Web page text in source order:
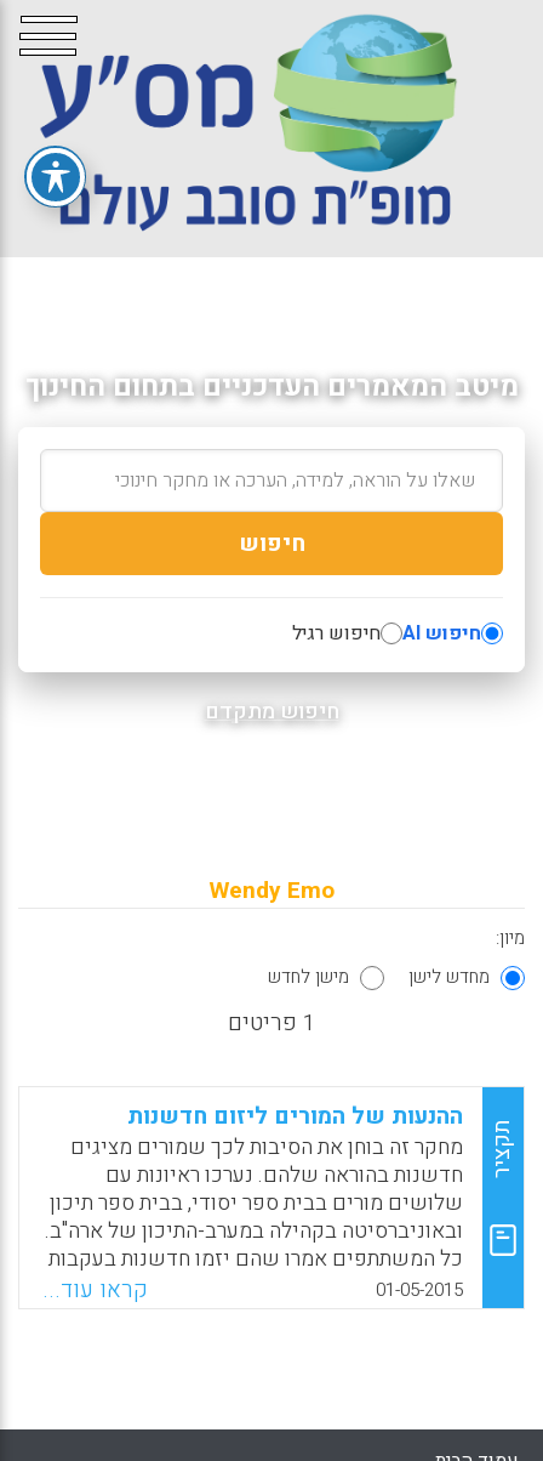
מיטב המאמרים העדכניים בתחום החינוך
חיפוש
חיפוש AI חיפוש רגיל
חיפוש מתקדם
Wendy Emo
מיון:
מחדש לישן
מישן לחדש
1 פריטים
תקציר
ההנעות של המורים ליזום חדשנות
מחקר זה בוחן את הסיבות לכך שמורים מציגים
חדשנות בהוראה שלהם. נערכו ראיונות עם
שלושים מורים בבית ספר יסודי, בבית ספר תיכון
ובאוניברסיטה בקהילה במערב-התיכון של ארה"ב.
כל המשתתפים אמרו שהם יזמו חדשנות בעקבות
הרצון לשפר את למידת התלמידים; אחרים הזכירו
לעתים קרובות סיבות, כגון: התנסויות של
WhatsApp
Facebook
Email
X
01-05-2015 קראו עוד...